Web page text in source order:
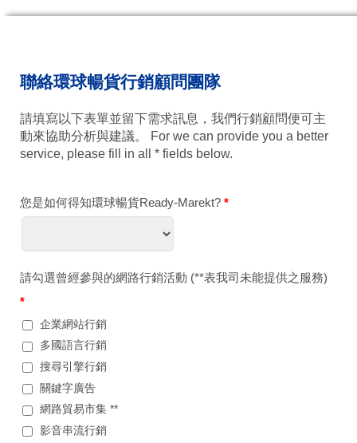
聯絡環球暢貨行銷顧問團隊
請填寫以下表單並留下需求訊息，我們行銷顧問便可主
動來協助分析與建議。 For we can provide you a better
service, please fill in all * fields below.
您是如何得知環球暢貨Ready-Marekt? *
請勾選曾經參與的網路行銷活動 (**表我司未能提供之服務)
*
企業網站行銷
多國語言行銷
搜尋引擎行銷
關鍵字廣告
網路貿易市集 **
影音串流行銷